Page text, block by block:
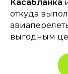
Касабланка
откуда
выгодным